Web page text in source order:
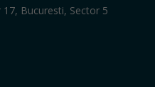
Bucuresti, Sector 5